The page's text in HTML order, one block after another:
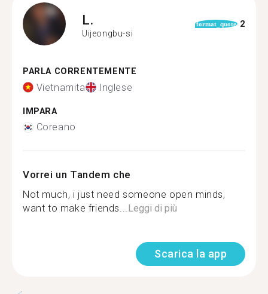
L.
Uijeongbu-si
format_quote 2
PARLA CORRENTEMENTE
Vietnamita Inglese
IMPARA
Coreano
Vorrei un Tandem che
Not much, i just need someone open minds,
want to make friends...Leggi di più
Scarica la app